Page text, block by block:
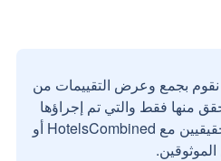
نقوم بجمع وعرض التقييمات من
منها فقط والتي تم إجراؤها
بواسطة مستخدمين حقيقيين مع HotelsCombined أو